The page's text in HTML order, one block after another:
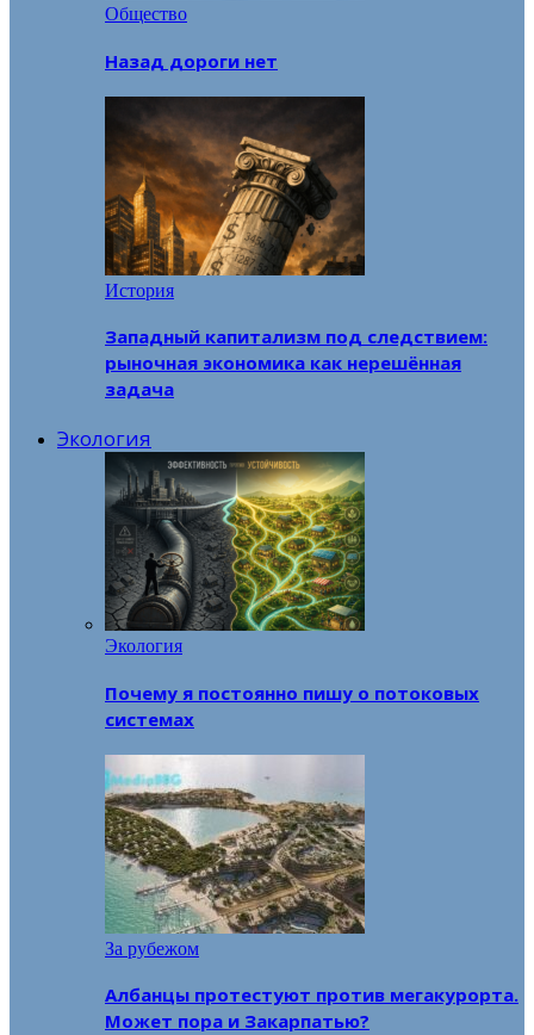
Общество
Назад дороги нет
История
Западный капитализм под следствием:
рыночная экономика как нерешённая
задача
Экология
Экология
Почему я постоянно пишу о потоковых
системах
За рубежом
Албанцы протестуют против мегакурорта.
Может пора и Закарпатью?